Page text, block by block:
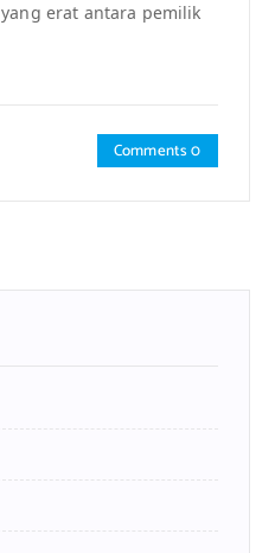
erat antara pemilik
Comments 0